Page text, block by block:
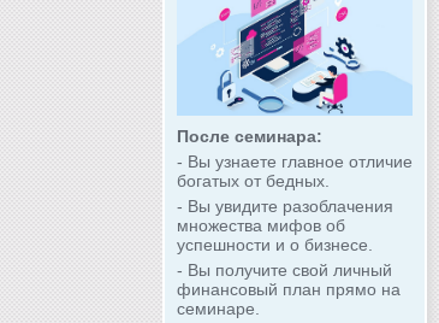
После семинара:
- Вы узнаете главное отличие
богатых от бедных.
- Вы увидите разоблачения
множества мифов об
успешности и о бизнесе.
- Вы получите свой личный
финансовый план прямо на
семинаре.